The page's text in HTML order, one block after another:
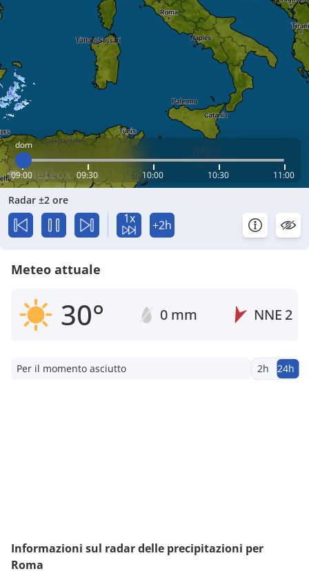
dom
09:00 09:30 10:00 10:30 11:00
Radar ±2 ore
1x +2h
Meteo attuale
30° 0 mm NNE 2
Per il momento asciutto 2h 24h
Informazioni sul radar delle precipitazioni per
Roma